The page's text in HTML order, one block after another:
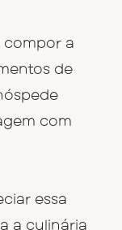
compor a
de
com
essa
a culinária